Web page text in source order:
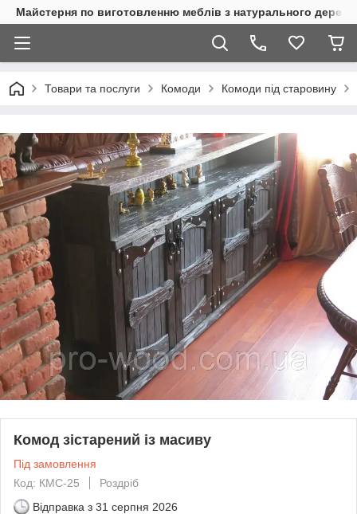
Майстерня по виготовленню меблів з натурального
Товари та послуги Комоди Комоди під старовину
Комод зістарений із масиву
Під замовлення
Код: КМС-25
Роздріб
Відправка з 31 серпня 2026